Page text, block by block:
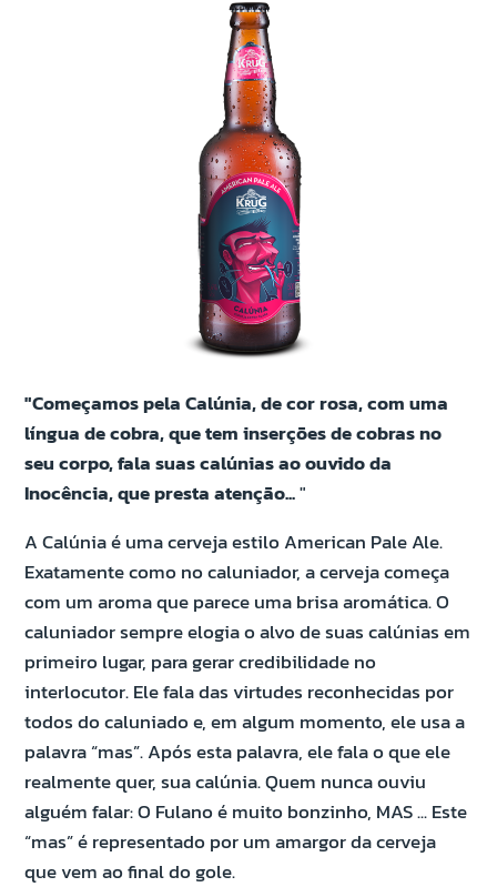
"Começamos pela Calúnia, de cor rosa, com uma
língua de cobra, que tem inserções de cobras no
seu corpo, fala suas calúnias ao ouvido da
Inocência, que presta atenção..."
A Calúnia é uma cerveja estilo American Pale Ale.
Exatamente como no caluniador, a cerveja começa
com um aroma que parece uma brisa aromática. O
caluniador sempre elogia o alvo de suas calúnias em
primeiro lugar, para gerar credibilidade no
interlocutor. Ele fala das virtudes reconhecidas por
todos do caluniado e, em algum momento, ele usa a
palavra “mas”. Após esta palavra, ele fala o que ele
realmente quer, sua calúnia. Quem nunca ouviu
alguém falar: O Fulano é muito bonzinho, MAS ... Este
“mas” é representado por um amargor da cerveja
que vem ao final do gole.